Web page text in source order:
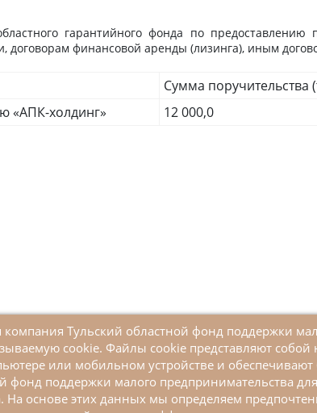
гарантийного фонда по
договорам финансовой аренды (лизинга), иным
Сумма поручительства
«АПК-холдинг»
12 000,0
+7 (4872) 52-10-80
tofpmp@mail.ru
г. Тула, ул. Кирова, д. 135, корп 1. (вход со
стороны ул. Марата)
компания Тульский областной фонд поддержки
cookie. Файлы cookie представляют
или мобильном устройстве и обеспечивают
поддержки малого предпринимательства для
основе этих данных мы определяем